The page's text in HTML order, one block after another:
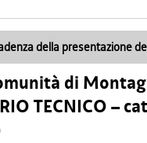
della presentazione
di
TECNICO –